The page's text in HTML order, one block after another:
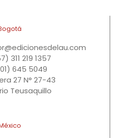
311 219 1357
645 5049
27 N° 27-43
Teusaquillo